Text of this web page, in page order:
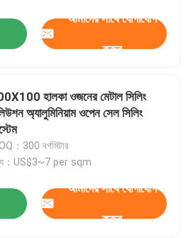
জমা দিন আমাদের সাথে যোগাযোগ
করুন
হালকা ওজনের মেটাল সিলিং
অ্যালুমিনিয়াম ওপেন সেল সিলিং
：300 বর্গমিটার
：US$3~7 per sqm
আমাদের সাথে যোগাযোগ
করুন